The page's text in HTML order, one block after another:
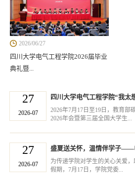
2026/06/27
四川大学电气工程学院2026届毕业
典礼暨...
27
2026-07
四川大学电气工程学院“我太
2026年7月17日至19日，教育部
2026年会暨第三届全国大学生...
27
2026-07
盛夏送关怀，温情伴学子——
为传递学院对学生的关心关爱
假期，7月17日，学院党委...